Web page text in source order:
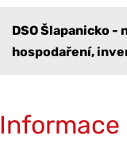
DSO Šlapanicko
hospodaření,
Informace